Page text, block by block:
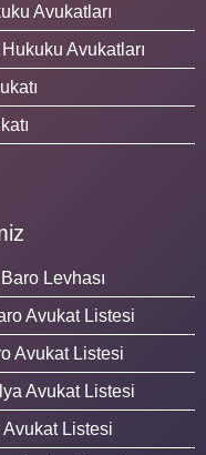
Avukatları
Avukatları
Levhası
Avukat Listesi
Avukat Listesi
Avukat Listesi
Avukat Listesi